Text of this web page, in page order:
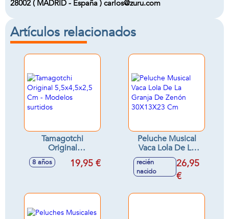
28002 ( MADRID - España ) carlos@zuru.com
Artículos relacionados
Tamagotchi
Original
5,5x4,5x2,5 Cm -
Modelos surtidos
8 años 19,95 €
Peluche Musical
Vaca Lola De La
Granja De Zenón
30X13X23 Cm
recién
nacido
26,95
€